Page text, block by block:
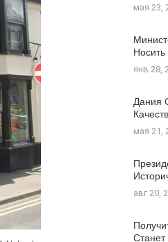
мая 23,
янв 28,
Дания
мая 21,
авг 20,